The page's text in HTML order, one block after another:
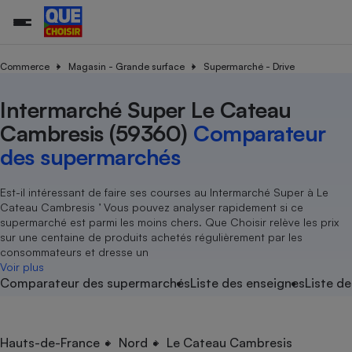
Commerce Magasin - Grande surface Supermarché - Drive
Intermarché Super Le Cateau
Cambresis (59360) Comparateur
des supermarchés
Est-il intéressant de faire ses courses au Intermarché Super à Le
Cateau Cambresis ’ Vous pouvez analyser rapidement si ce
supermarché est parmi les moins chers. Que Choisir relève les prix
sur une centaine de produits achetés régulièrement par les
consommateurs et dresse un
Voir plus
Comparateur des supermarchésListe des enseignesListe
Hauts-de-France Nord Le Cateau Cambresis
Additifs
Agriculture
Produit alimentaire
Achat - Vente - Location
Carburant
Magasin - Grande surface
Marketing - Fidélisation
Organismes de défense
Système judiciairegratuit
Air
Eau
Achat - Vente - Travaux
Location
Sport
Vacances - Tourisme
électrique
Démarche administrative
Senior
Service marchand
Train
Transport aérien
Toutes les actualités
Enquêtes
Guides d'achat
Conseils
Brèves
Tous les services
Soumettre un litige
Lettres types
Rencontrer une association locale
Tous nos combats
Nos actions
Nos grandes victoires
Les billets de la présidente
Nos associations locales
Nous rejoindre
En savoir plus sur Que Choisir Ensemble
?
L’association
Nos missions
Notre méthodologie
Notre financement
Nos partenaires
Nous rejoindre